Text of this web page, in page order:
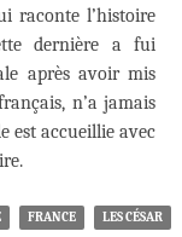
raconte l’histoire
dernière a fui
après avoir mis
n’a jamais
est accueillie avec
FRANCE LES CÉSAR